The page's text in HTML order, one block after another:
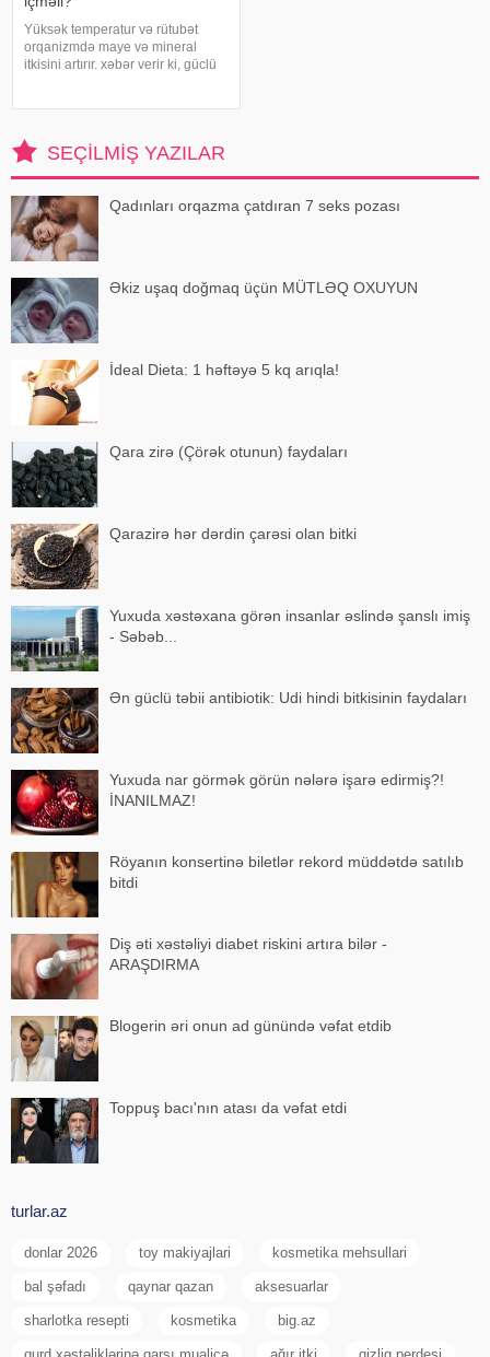
Yüksək temperatur və rütubət
orqanizmdə maye və mineral
itkisini artırır. xəbər verir ki, güclü
ol
SEÇILMIŞ YAZILAR
Qadınları orqazma çatdıran 7 seks pozası
Əkiz uşaq doğmaq üçün MÜTLƏQ OXUYUN
İdeal Dieta: 1 həftəyə 5 kq arıqla!
Qara zirə (Çörək otunun) faydaları
Qarazirə hər dərdin çarəsi olan bitki
Yuxuda xəstəxana görən insanlar əslində şanslı imiş
- Səbəb...
Ən güclü təbii antibiotik: Udi hindi bitkisinin faydaları
Yuxuda nar görmək görün nələrə işarə edirmiş?!
İNANILMAZ!
Röyanın konsertinə biletlər rekord müddətdə satılıb
bitdi
Diş əti xəstəliyi diabet riskini artıra bilər -
ARAŞDIRMA
Blogerin əri onun ad günündə vəfat etdib
Toppuş bacı'nın atası da vəfat etdi
turlar.az
donlar 2026 toy makiyajlari kosmetika mehsullari
bal şəfadı qaynar qazan aksesuarlar
sharlotka resepti kosmetika big.az